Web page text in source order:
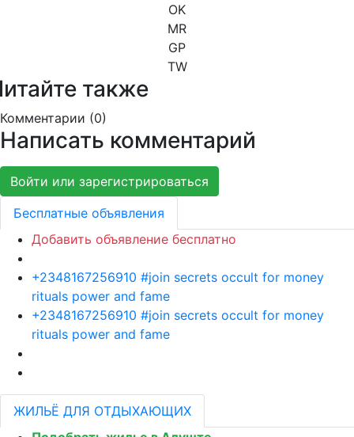
OK
MR
GP
TW
также
Комментарии (0)
Написать комментарий
Войти или зарегистрироваться
Бесплатные объявления
Добавить объявление бесплатно
+2348167256910 #join secrets occult for money
rituals power and fame
+2348167256910 #join secrets occult for money
rituals power and fame
ЖИЛЬЁ ДЛЯ ОТДЫХАЮЩИХ